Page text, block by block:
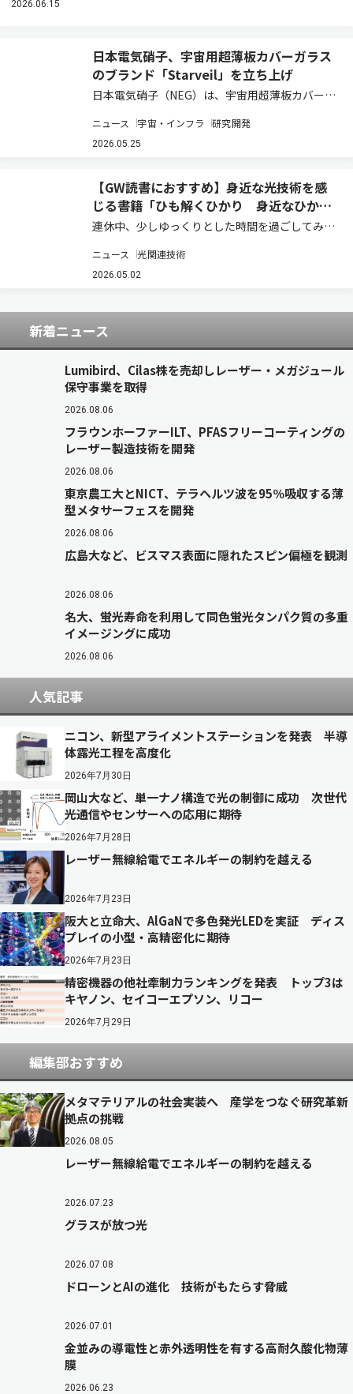
2026.06.15
日本電気硝子、宇宙用超薄板カバーガラス
のブランド「Starveil」を立ち上げ
日本電気硝子（NEG）は、宇宙用超薄板カバーガ
ル）」を立ち上げたと発表した（ニュースリリー
ス）。 Starveilは、人工衛星の太陽電池をはじ
ニュース 宇宙・インフラ 研究開発
2026.05.25
【GW読書におすすめ】身近な光技術を感
じる書籍「ひも解くひかり 身近なひか
り」
連休中、少しゆっくりとした時間を過ごしてみて
真、通信、生命の営み――私たちの身の回りには、あ
らゆるところに光がある。日常では当たり前に受
ニュース 光関連技術
2026.05.02
新着ニュース
Lumibird、Cilas株を売却しレーザー・メガジュール
保守事業を取得
2026.08.06
フラウンホーファーILT、PFASフリーコーティングの
レーザー製造技術を開発
2026.08.06
東京農工大とNICT、テラヘルツ波を95％吸収する薄
型メタサーフェスを開発
2026.08.06
広島大など、ビスマス表面に隠れたスピン偏極を観測
2026.08.06
名大、蛍光寿命を利用して同色蛍光タンパク質の多重
イメージングに成功
2026.08.06
人気記事
ニコン、新型アライメントステーションを発表 半導
体露光工程を高度化
2026年7月30日
岡山大など、単一ナノ構造で光の制御に成功 次世代
光通信やセンサーへの応用に期待
2026年7月28日
レーザー無線給電でエネルギーの制約を越える
2026年7月23日
阪大と立命大、AlGaNで多色発光LEDを実証 ディス
プレイの小型・高精密化に期待
2026年7月23日
精密機器の他社牽制力ランキングを発表 トップ3は
キヤノン、セイコーエプソン、リコー
2026年7月29日
編集部おすすめ
メタマテリアルの社会実装へ 産学をつなぐ研究革新
拠点の挑戦
2026.08.05
レーザー無線給電でエネルギーの制約を越える
2026.07.23
グラスが放つ光
2026.07.08
ドローンとAIの進化 技術がもたらす脅威
2026.07.01
金並みの導電性と赤外透明性を有する高耐久酸化物薄
膜
2026.06.23